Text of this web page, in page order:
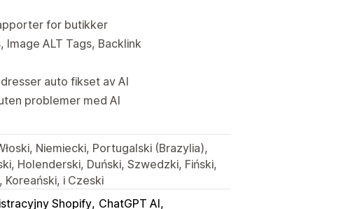
for butikker
Image ALT Tags, Backlink
auto fikset av AI
problemer med AI
Niemiecki, Portugalski (Brazylia),
Holenderski, Duński, Szwedzki, Fiński,
Koreański, i Czeski
Shopify ChatGPT AI